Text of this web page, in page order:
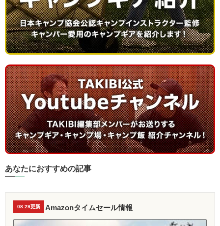
あなたにおすすめの記事
08.29更新 Amazonタイムセール情報